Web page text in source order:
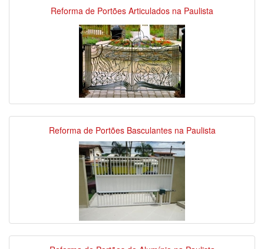
Reforma de Portões Articulados na Paulista
Reforma de Portões Basculantes na Paulista